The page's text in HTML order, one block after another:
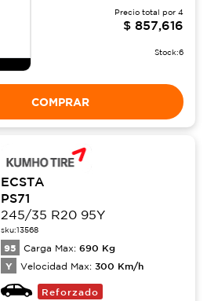
Precio total por 4
$ 857,616
Stock:6
COMPRAR
ECSTA
PS71
245/35 R20 95Y
sku:13568
95 Carga Max: 690 Kg
Y Velocidad Max: 300 Km/h
Reforzado